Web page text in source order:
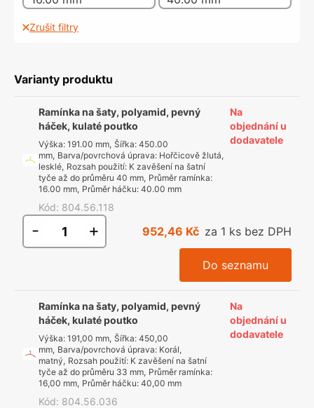
Zrušit filtry
Varianty produktu
Ramínka na šaty, polyamid, pevný
háček, kulaté poutko
Výška: 191.00 mm, Šířka: 450.00
mm, Barva/povrchová úprava: Hořčicově žlutá,
lesklé, Rozsah použití: K zavěšení na šatní
tyče až do průměru 40 mm, Průměr ramínka:
16.00 mm, Průměr háčku: 40.00 mm
Kód: 804.56.118
Na
objednání u
dodavatele
- + 952,46 Kč za 1 ks bez DPH
Do seznamu
Ramínka na šaty, polyamid, pevný
háček, kulaté poutko
Výška:191,00 mm, Šířka:450,00
mm, Barva/povrchová úprava: Korál,
matný, Rozsah použití: K zavěšení na šatní
tyče až do průměru 33 mm, Průměr ramínka:
16,00 mm, Průměr háčku:40,00 mm
Kód: 804.56.036
Na
objednání u
dodavatele